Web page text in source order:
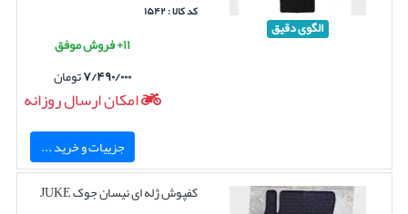
الگوی دقیق
کد کالا : ۱۵۴۲
۱۱+ فروش موفق
۷/۴۹۰/۰۰۰تومان
امکان ارسال روزانه
جزییات و خرید ...
کفپوش ژله ای نیسان جوک JUKE